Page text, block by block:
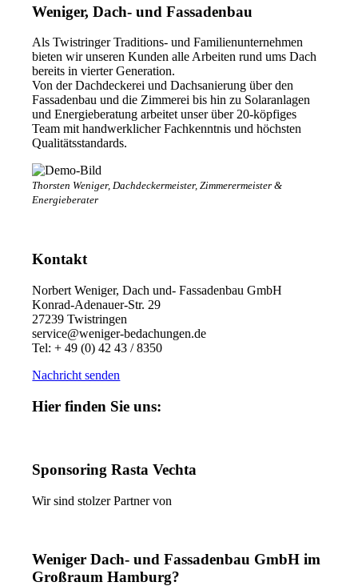
Weniger, Dach- und Fassadenbau
Als Twistringer Traditions- und Familienunternehmen
bieten wir unseren Kunden alle Arbeiten rund ums Dach
bereits in vierter Generation.
Von der Dachdeckerei und Dachsanierung über den
Fassadenbau und die Zimmerei bis hin zu Solaranlagen
und Energieberatung arbeitet unser über 20-köpfiges
Team mit handwerklicher Fachkenntnis und höchsten
Qualitätsstandards.
Thorsten Weniger, Dachdeckermeister, Zimmerermeister &
Energieberater
Kontakt
Norbert Weniger, Dach und- Fassadenbau GmbH
Konrad-Adenauer-Str. 29
27239 Twistringen
service@weniger-bedachungen.de
Tel: + 49 (0) 42 43 / 8350
Nachricht senden
Hier finden Sie uns:
Sponsoring Rasta Vechta
Wir sind stolzer Partner von
Weniger Dach- und Fassadenbau GmbH im
Großraum Hamburg?